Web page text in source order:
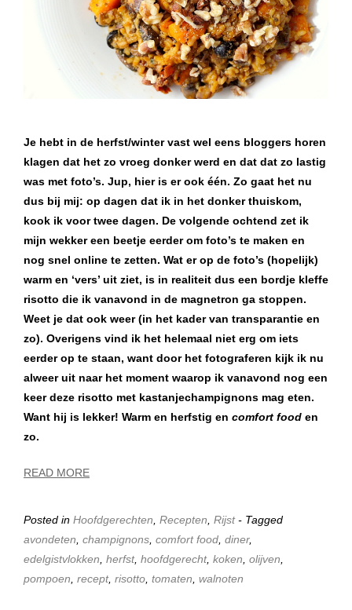
Je hebt in de herfst/winter vast wel eens bloggers horen
klagen dat het zo vroeg donker werd en dat dat zo lastig
was met foto’s. Jup, hier is er ook één. Zo gaat het nu
dus bij mij: op dagen dat ik in het donker thuiskom,
kook ik voor twee dagen. De volgende ochtend zet ik
mijn wekker een beetje eerder om foto’s te maken en
nog snel online te zetten. Wat er op de foto’s (hopelijk)
warm en ‘vers’ uit ziet, is in realiteit dus een bordje kleffe
risotto die ik vanavond in de magnetron ga stoppen.
Weet je dat ook weer (in het kader van transparantie en
zo). Overigens vind ik het helemaal niet erg om iets
eerder op te staan, want door het fotograferen kijk ik nu
alweer uit naar het moment waarop ik vanavond nog een
keer deze risotto met kastanjechampignons mag eten.
Want hij is lekker! Warm en herfstig en comfort food en
zo.
READ MORE
Posted in Hoofdgerechten, Recepten, Rijst - Tagged
avondeten, champignons, comfort food, diner,
edelgistvlokken, herfst, hoofdgerecht, koken, olijven,
pompoen, recept, risotto, tomaten, walnoten